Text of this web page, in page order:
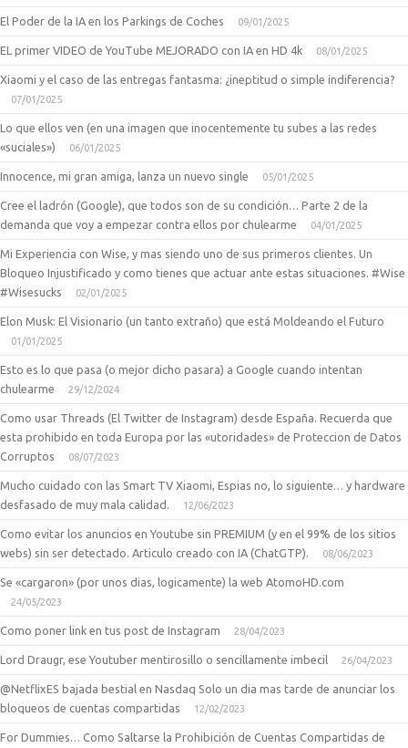
El Poder de la IA en los Parkings de Coches 09/01/2025
EL primer VIDEO de YouTube MEJORADO con IA en HD 4k 08/01/2025
Xiaomi y el caso de las entregas fantasma: ¿ineptitud o simple indiferencia?
07/01/2025
Lo que ellos ven (en una imagen que inocentemente tu subes a las redes
«suciales»)
06/01/2025
Innocence, mi gran amiga, lanza un nuevo single 05/01/2025
Cree el ladrón (Google), que todos son de su condición… Parte 2 de la
demanda que voy a empezar contra ellos por chulearme
04/01/2025
Mi Experiencia con Wise, y mas siendo uno de sus primeros clientes. Un
Bloqueo Injustificado y como tienes que actuar ante estas situaciones. #Wise
#Wisesucks
02/01/2025
Elon Musk: El Visionario (un tanto extraño) que está Moldeando el Futuro
01/01/2025
Esto es lo que pasa (o mejor dicho pasara) a Google cuando intentan
chulearme
29/12/2024
Como usar Threads (El Twitter de Instagram) desde España. Recuerda que
esta prohibido en toda Europa por las «utoridades» de Proteccion de Datos
Corruptos
08/07/2023
Mucho cuidado con las Smart TV Xiaomi, Espias no, lo siguiente… y hardware
desfasado de muy mala calidad.
12/06/2023
Como evitar los anuncios en Youtube sin PREMIUM (y en el 99% de los sitios
webs) sin ser detectado. Articulo creado con IA (ChatGTP).
08/06/2023
Se «cargaron» (por unos dias, logicamente) la web AtomoHD.com
24/05/2023
Como poner link en tus post de Instagram 28/04/2023
Lord Draugr, ese Youtuber mentirosillo o sencillamente imbecil 26/04/2023
@NetflixES bajada bestial en Nasdaq Solo un dia mas tarde de anunciar los
bloqueos de cuentas compartidas
12/02/2023
For Dummies… Como Saltarse la Prohibición de Cuentas Compartidas de